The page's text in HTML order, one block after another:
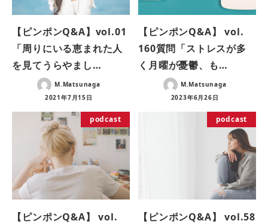
【ピンポンQ&A】vol.01
「周りにいる恵まれた人
を見てうらやまし…
M.Matsunaga
2021年7月15日
【ピンポンQ&A】 vol.
160質問「ストレスが多
く月曜が憂鬱、も…
M.Matsunaga
2023年6月26日
podcast
【ピンポンQ&A】 vol.
podcast
【ピンポンQ&A】 vol.58